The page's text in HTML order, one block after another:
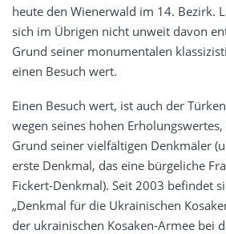
heute den Wienerwald im 14. Bezirk.
sich im Übrigen nicht unweit davon
Grund seiner monumentalen
einen Besuch wert.
Einen Besuch wert, ist auch der
wegen seines hohen
Grund seiner vielfältigen Denkmäler
erste Denkmal, das eine bürgeliche
Fickert-Denkmal). Seit 2003 befindet
„Denkmal für die Ukrainischen
der ukrainischen Kosaken-Armee bei